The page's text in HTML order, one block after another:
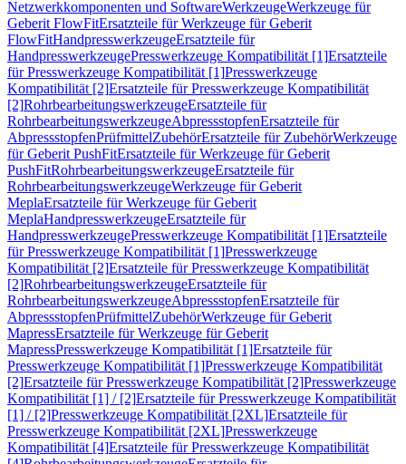
Netzwerkkomponenten und SoftwareWerkzeugeWerkzeuge für
Geberit FlowFitErsatzteile für Werkzeuge für Geberit
FlowFitHandpresswerkzeugeErsatzteile für
HandpresswerkzeugePresswerkzeuge Kompatibilität [1]Ersatzteile
für Presswerkzeuge Kompatibilität [1]Presswerkzeuge
Kompatibilität [2]Ersatzteile für Presswerkzeuge Kompatibilität
[2]RohrbearbeitungswerkzeugeErsatzteile für
RohrbearbeitungswerkzeugeAbpressstopfenErsatzteile für
AbpressstopfenPrüfmittelZubehörErsatzteile für ZubehörWerkzeuge
für Geberit PushFitErsatzteile für Werkzeuge für Geberit
PushFitRohrbearbeitungswerkzeugeErsatzteile für
RohrbearbeitungswerkzeugeWerkzeuge für Geberit
MeplaErsatzteile für Werkzeuge für Geberit
MeplaHandpresswerkzeugeErsatzteile für
HandpresswerkzeugePresswerkzeuge Kompatibilität [1]Ersatzteile
für Presswerkzeuge Kompatibilität [1]Presswerkzeuge
Kompatibilität [2]Ersatzteile für Presswerkzeuge Kompatibilität
[2]RohrbearbeitungswerkzeugeErsatzteile für
RohrbearbeitungswerkzeugeAbpressstopfenErsatzteile für
AbpressstopfenPrüfmittelZubehörWerkzeuge für Geberit
MapressErsatzteile für Werkzeuge für Geberit
MapressPresswerkzeuge Kompatibilität [1]Ersatzteile für
Presswerkzeuge Kompatibilität [1]Presswerkzeuge Kompatibilität
[2]Ersatzteile für Presswerkzeuge Kompatibilität [2]Presswerkzeuge
Kompatibilität [1] / [2]Ersatzteile für Presswerkzeuge Kompatibilität
[1] / [2]Presswerkzeuge Kompatibilität [2XL]Ersatzteile für
Presswerkzeuge Kompatibilität [2XL]Presswerkzeuge
Kompatibilität [4]Ersatzteile für Presswerkzeuge Kompatibilität